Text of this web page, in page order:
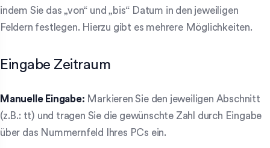
indem Sie das „von“ und „bis“ Datum in den jeweiligen
Feldern festlegen. Hierzu gibt es mehrere Möglichkeiten.
Eingabe Zeitraum
Manuelle Eingabe: Markieren Sie den jeweiligen Abschnitt
(z.B.: tt) und tragen Sie die gewünschte Zahl durch Eingabe
über das Nummernfeld Ihres PCs ein.